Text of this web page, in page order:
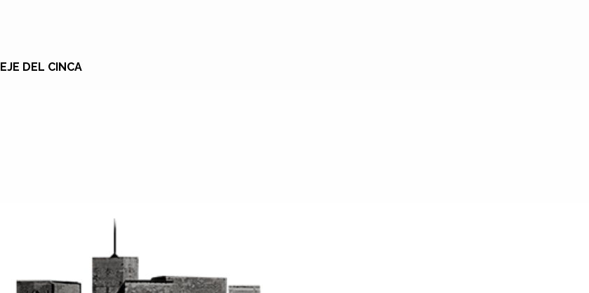
EJE DEL CINCA